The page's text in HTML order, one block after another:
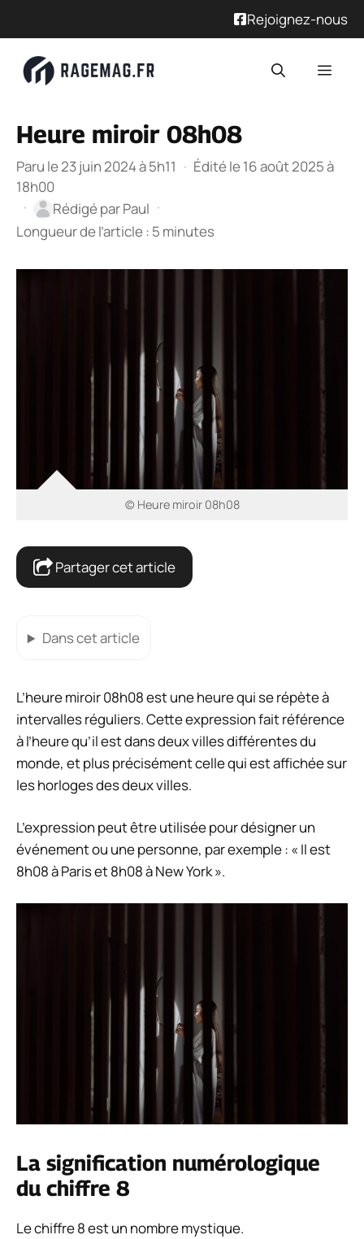
Rejoignez-nous
Heure miroir 08h08
Paru le 23 juin 2024 à 5h11 · Édité le 16 août 2025 à
18h00
·
Rédigé parPaul ·
Longueur de l’article : 5 minutes
© Heure miroir 08h08
Partager cet article
Dans cet article
L’heure miroir 08h08 est une heure qui se répète à
intervalles réguliers. Cette expression fait référence
à l’heure qu’il est dans deux villes différentes du
monde, et plus précisément celle qui est affichée sur
les horloges des deux villes.
L’expression peut être utilisée pour désigner un
événement ou une personne, par exemple : « Il est
8h08 à Paris et 8h08 à New York ».
La signification numérologique
du chiffre 8
Le chiffre 8 est un nombre mystique.